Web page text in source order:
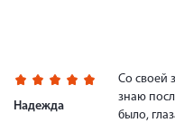
Надежда
Со своей
знаю
было,